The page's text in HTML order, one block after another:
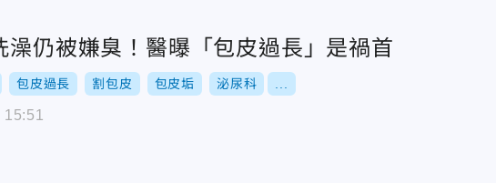
澡仍被嫌臭！醫曝「包皮過長」是禍首
包皮過長 割包皮 包皮垢 泌尿科